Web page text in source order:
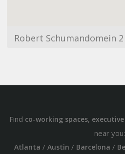
Find co-working spaces,
near you:
Atlanta / Austin / Barcelona /